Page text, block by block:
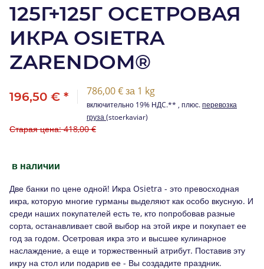
125Г+125Г ОСЕТРОВАЯ
ИКРА OSIETRA
ZARENDOM®
196,50 € * 786,00 € за 1 kg
включительно 19% НДC.** , плюс.перевозка
груза(stoerkaviar)
Старая цена: 418,00 €
в наличии
Две банки по цене одной! Икра Osietra - это превосходная
икра, которую многие гурманы выделяют как особо вкусную. И
среди наших покупателей есть те, кто попробовав разные
сорта, останавливает свой выбор на этой икре и покупает ее
год за годом. Осетровая икра это и высшее кулинарное
наслаждение, а еще и торжественный атрибут. Поставив эту
икру на стол или подарив ее - Вы создадите праздник.